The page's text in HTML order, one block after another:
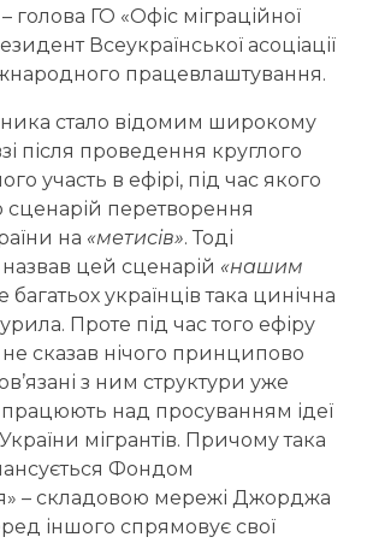
голова ГО «Офіс міграційної
Всеукраїнської асоціації
працевлаштування.
стало відомим широкому
після проведення круглого
участь в ефірі, під час якого
сценарій перетворення
на «метисів». Тоді
цей сценарій «нашим
багатьох українців така цинічна
Проте під час того ефіру
сказав нічого принципово
з ним структури уже
над просуванням ідеї
мігрантів. Причому така
Фондом
– складовою мережі Джорджа
іншого спрямовує свої